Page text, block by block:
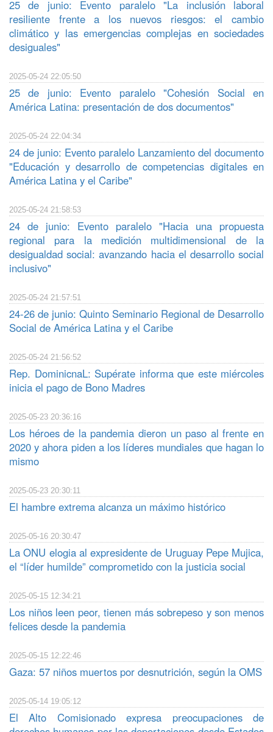
25 de junio: Evento paralelo "La inclusión laboral
resiliente frente a los nuevos riesgos: el cambio
climático y las emergencias complejas en sociedades
desiguales"
2025-05-24 22:05:50
25 de junio: Evento paralelo "Cohesión Social en
América Latina: presentación de dos documentos"
2025-05-24 22:04:34
24 de junio: Evento paralelo Lanzamiento del documento
"Educación y desarrollo de competencias digitales en
América Latina y el Caribe"
2025-05-24 21:58:53
24 de junio: Evento paralelo "Hacia una propuesta
regional para la medición multidimensional de la
desigualdad social: avanzando hacia el desarrollo social
inclusivo"
2025-05-24 21:57:51
24-26 de junio: Quinto Seminario Regional de Desarrollo
Social de América Latina y el Caribe
2025-05-24 21:56:52
Rep. DominicnaL: Supérate informa que este miércoles
inicia el pago de Bono Madres
2025-05-23 20:36:16
Los héroes de la pandemia dieron un paso al frente en
2020 y ahora piden a los líderes mundiales que hagan lo
mismo
2025-05-23 20:30:11
El hambre extrema alcanza un máximo histórico
2025-05-16 20:30:47
La ONU elogia al expresidente de Uruguay Pepe Mujica,
el “líder humilde” comprometido con la justicia social
2025-05-15 12:34:21
Los niños leen peor, tienen más sobrepeso y son menos
felices desde la pandemia
2025-05-15 12:22:46
Gaza: 57 niños muertos por desnutrición, según la OMS
2025-05-14 19:05:12
El Alto Comisionado expresa preocupaciones de